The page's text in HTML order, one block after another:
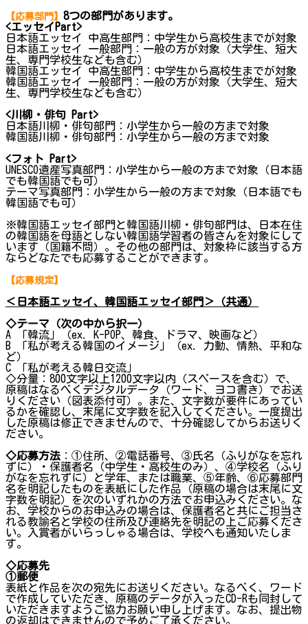
【応募部門】 8つの部門があります。
<エッセイPart>
日本語エッセイ 中高生部門：中学生から高校生までが対象
日本語エッセイ 一般部門：一般の方が対象（大学生、短大
生、専門学校生なども含む）
韓国語エッセイ 中高生部門：中学生から高校生までが対象
韓国語エッセイ 一般部門：一般の方が対象（大学生、短大
生、専門学校生なども含む）
<川柳・俳句 Part>
日本語川柳・俳句部門：小学生から一般の方まで対象
韓国語川柳・俳句部門：小学生から一般の方まで対象
<フォト Part>
UNESCO遺産写真部門：小学生から一般の方まで対象（日本語
でも韓国語でも可）
テーマ写真部門：小学生から一般の方まで対象（日本語でも
韓国語でも可）
※韓国語エッセイ部門と韓国語川柳・俳句部門は、日本在住
の韓国語を母語としない韓国語学習者の皆さんを対象にして
います（国籍不問）。その他の部門は、対象枠に該当する方
ならどなたでも応募することができます。
【応募規定】
＜日本語エッセイ、韓国語エッセイ部門＞（共通）
◇テーマ（次の中から択一）
A 「韓流」（ex. K-POP、韓食、ドラマ、映画など）
B 「私が考える韓国のイメージ」（ex. 力動、情熱、平和な
ど）
C 「私が考える韓日交流」
◇分量：800文字以上1200文字以内（スペースを含む）で、
原稿はなるべくデジタルデータ（ワード、ヨコ書き）でお送
りください（図表添付可）。また、文字数が要件にあってい
るかを確認し、末尾に文字数を記入してください。一度提出
した原稿は修正できませんので、十分確認してからお送りく
ださい。
◇応募方法 ：①住所、②電話番号、③氏名（ふりがなを忘れ
ずに）・保護者名（中学生・高校生のみ）、④学校名（ふり
がなを忘れずに）と学年、または職業、⑤年齢、⑥応募部門
名を明記したものを表紙にした作品（原稿の場合は末尾に文
字数を明記）を次のいずれかの方法でお申込みください。な
お、学校からのお申込みの場合は、保護者名と共にご担当さ
れる教諭名と学校の住所及び連絡先を明記の上ご応募くださ
い。入賞者がいらっしゃる場合は、学校へも通知いたしま
す。
◇応募先
①郵便
表紙と作品を次の宛先にお送りください。なるべく、ワード
で作成していただき、原稿のデータが入ったCD-Rも同封して
いただきますようご協力お願い申し上げます。なお、提出物
の返却はできませんので予めご了承ください。